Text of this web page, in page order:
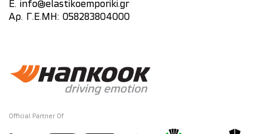
E.
info@elastikoemporiki.gr
Αρ. Γ.Ε.ΜΗ: 058283804000
Official Partner Of